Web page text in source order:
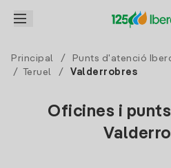
Principal /
Punts d'atenció
/
Teruel / Valderrobres
Oficines i